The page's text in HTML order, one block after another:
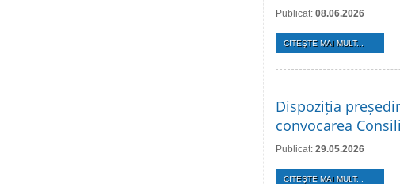
Publicat: 08.06.2026
CITEŞTE MAI MULT...
Dispoziția
convocarea
Publicat: 29.05.2026
CITEŞTE MAI MULT...